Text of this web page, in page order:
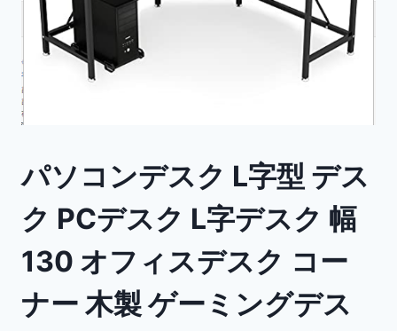
パソコンデスク L字型 デス
ク PCデスク L字デスク 幅
130 オフィスデスク コー
ナー 木製 ゲーミングデス